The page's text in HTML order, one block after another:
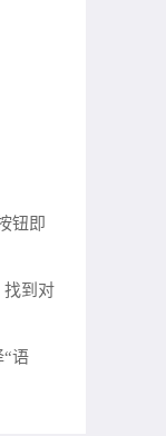
钮即
找到对
语